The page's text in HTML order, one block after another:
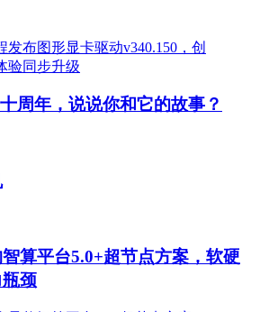
周年，说说你和它的故事？
算平台5.0+超节点方案，软硬
颈